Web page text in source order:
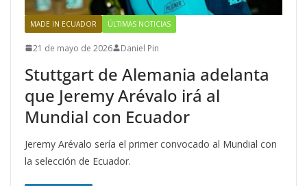
MADE IN ECUADOR ÚLTIMAS NOTICIAS
21 de mayo de 2026 Daniel Pin
Stuttgart de Alemania adelanta
que Jeremy Arévalo irá al
Mundial con Ecuador
Jeremy Arévalo sería el primer convocado al Mundial con
la selección de Ecuador.